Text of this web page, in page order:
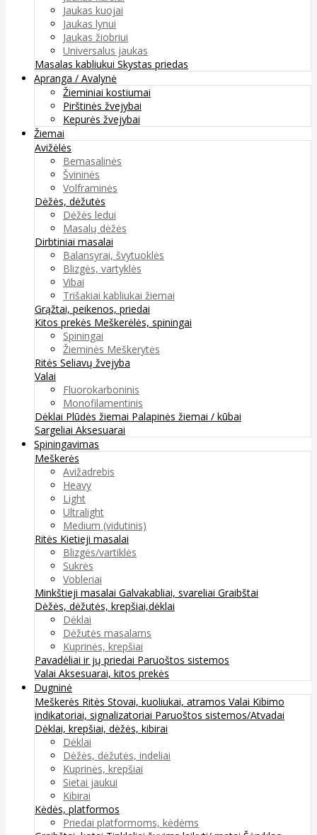
Jaukas kuojai
Jaukas lynui
Jaukas žiobriui
Universalus jaukas
Masalas kabliukui Skystas priedas
Apranga / Avalynė
Žieminiai kostiumai
Pirštinės žvejybai
Kepurės žvejybai
Žiemai
Avižėlės
Bemasalinės
Švininės
Volframinės
Dėžės, dėžutės
Dėžės ledui
Masalų dėžės
Dirbtiniai masalai
Balansyrai, švytuoklės
Blizgės, vartyklės
Vibai
Trišakiai kabliukai žiemai
Grąžtai, peikenos, priedai
Kitos prekės Meškerėlės, spiningai
Spiningai
Žieminės Meškerytės
Ritės Seliavų žvejyba
Valai
Fluorokarboninis
Monofilamentinis
Dėklai Plūdės žiemai Palapinės žiemai / kūbai
Sargeliai Aksesuarai
Spiningavimas
Meškerės
Avižadrebis
Heavy
Light
Ultralight
Medium (vidutinis)
Ritės Kietieji masalai
Blizgės/vartiklės
Sukrės
Vobleriai
Minkštieji masalai Galvakabliai, svareliai Graibštai
Dėžės, dėžutės, krepšiai,dėklai
Dėklai
Dėžutės masalams
Kuprinės, krepšiai
Pavadėliai ir jų priedai Paruoštos sistemos
Valai Aksesuarai, kitos prekės
Dugninė
Meškerės Ritės Stovai, kuoliukai, atramos Valai Kibimo
indikatoriai, signalizatoriai Paruoštos sistemos/Atvadai
Dėklai, krepšiai, dėžės, kibirai
Dėklai
Dėžės, dėžutės, indeliai
Kuprinės, krepšiai
Sietai jaukui
Kibirai
Kėdės, platformos
Priedai platformoms, kėdėms